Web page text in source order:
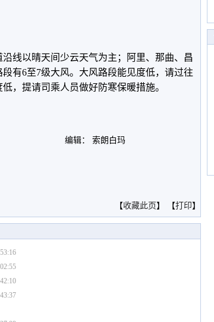
以晴天间少云天气为主；阿里、那曲、昌
有6至7级大风。大风路段能见度低，请过往
，提请司乘人员做好防寒保暖措施。
编辑： 索朗白玛
【收藏此页 】 【打印】